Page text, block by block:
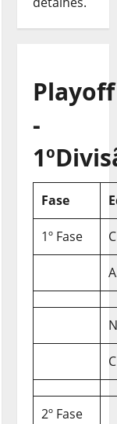
Playoff
-
Fase
1º Fase
2º Fase